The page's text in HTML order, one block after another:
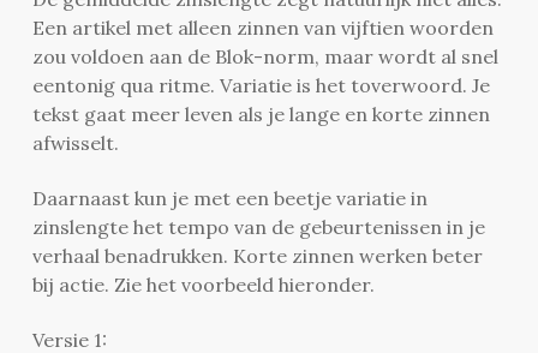
Een artikel met alleen zinnen van vijftien woorden
zou voldoen aan de Blok-norm, maar wordt al snel
eentonig qua ritme. Variatie is het toverwoord. Je
tekst gaat meer leven als je lange en korte zinnen
afwisselt.
Daarnaast kun je met een beetje variatie in
zinslengte het tempo van de gebeurtenissen in je
verhaal benadrukken. Korte zinnen werken beter
bij actie. Zie het voorbeeld hieronder.
Versie 1: